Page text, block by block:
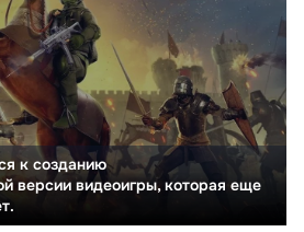
к созданию
версии видеоигры, которая еще